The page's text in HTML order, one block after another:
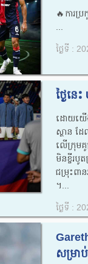
🔥ការប្
ថ្ងៃទី :
ថ្ងៃនេ
ដោយយើ
ស្ថាន ដ
លើក្រុម
មិនខ្ចីរបូ
ជម្រុះពា
។...
ថ្ងៃទី :
សម្រា